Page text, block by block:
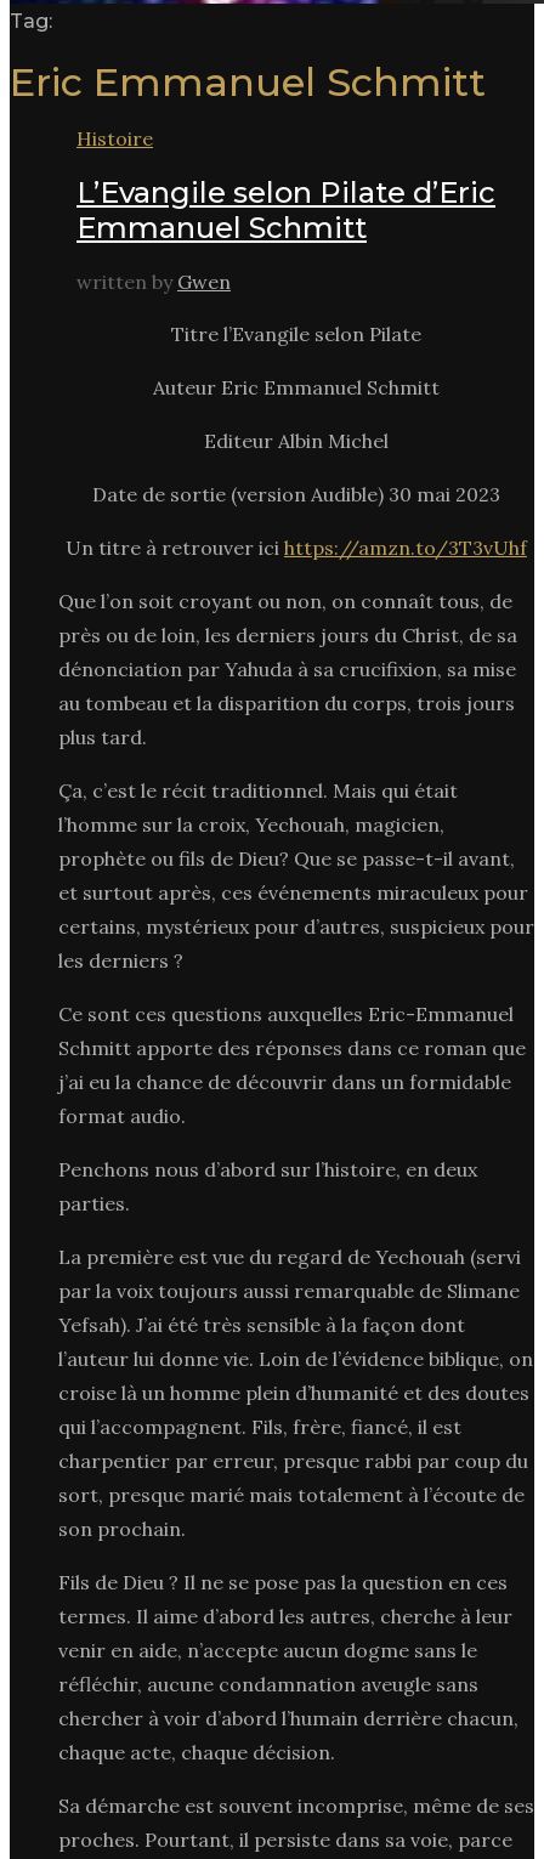
Tag:
Eric Emmanuel Schmitt
Histoire
L’Evangile selon Pilate d’Eric
Emmanuel Schmitt
written by Gwen
Titre l’Evangile selon Pilate
Auteur Eric Emmanuel Schmitt
Editeur Albin Michel
Date de sortie (version Audible) 30 mai 2023
Un titre à retrouver ici https://amzn.to/3T3vUhf
Que l’on soit croyant ou non, on connaît tous, de
près ou de loin, les derniers jours du Christ, de sa
dénonciation par Yahuda à sa crucifixion, sa mise
au tombeau et la disparition du corps, trois jours
plus tard.
Ça, c’est le récit traditionnel. Mais qui était
l’homme sur la croix, Yechouah, magicien,
prophète ou fils de Dieu? Que se passe-t-il avant,
et surtout après, ces événements miraculeux pour
certains, mystérieux pour d’autres, suspicieux pour
les derniers ?
Ce sont ces questions auxquelles Eric-Emmanuel
Schmitt apporte des réponses dans ce roman que
j’ai eu la chance de découvrir dans un formidable
format audio.
Penchons nous d’abord sur l’histoire, en deux
parties.
La première est vue du regard de Yechouah (servi
par la voix toujours aussi remarquable de Slimane
Yefsah). J’ai été très sensible à la façon dont
l’auteur lui donne vie. Loin de l’évidence biblique, on
croise là un homme plein d’humanité et des doutes
qui l’accompagnent. Fils, frère, fiancé, il est
charpentier par erreur, presque rabbi par coup du
sort, presque marié mais totalement à l’écoute de
son prochain.
Fils de Dieu ? Il ne se pose pas la question en ces
termes. Il aime d’abord les autres, cherche à leur
venir en aide, n’accepte aucun dogme sans le
réfléchir, aucune condamnation aveugle sans
chercher à voir d’abord l’humain derrière chacun,
chaque acte, chaque décision.
Sa démarche est souvent incomprise, même de ses
proches. Pourtant, il persiste dans sa voie, parce